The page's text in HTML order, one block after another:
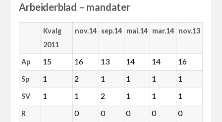
Arbeiderblad – mandater
Kvalg
2011
nov.14 sep.14 mai.14 mar.14 nov.13
Ap 15 16 13 14 14 16
Sp 1 2 1 1 1 1
SV 1 1 2 1 1 1
R 0 0 0 0 0